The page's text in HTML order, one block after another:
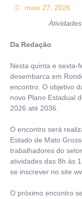
maio 27, 2026
Da Redação
Nesta quinta e sexta-
desembarca em
encontro. O objetivo
novo Plano Estadual
2026 até 2036.
O encontro será
Estado de Mato
trabalhadores do
atividades das 8h às
se inscrever no site
O próximo encontro